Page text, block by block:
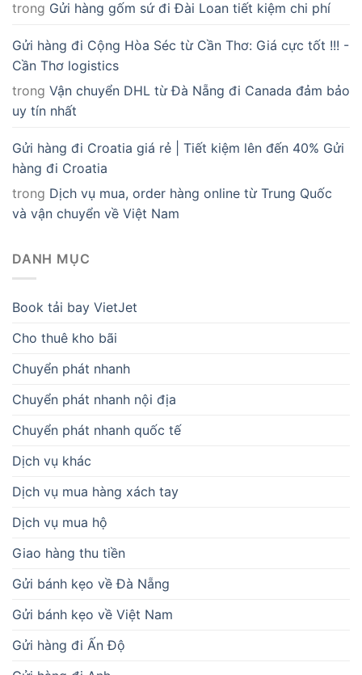
hàng đi Croatia
trongDịch vụ mua, order hàng online từ Trung Quốc
và vận chuyển về Việt Nam
DANH MỤC
Book tải bay VietJet
Cho thuê kho bãi
Chuyển phát nhanh
Chuyển phát nhanh nội địa
Chuyển phát nhanh quốc tế
Dịch vụ khác
Dịch vụ mua hàng xách tay
Dịch vụ mua hộ
Giao hàng thu tiền
Gửi bánh kẹo về Đà Nẵng
Gửi bánh kẹo về Việt Nam
Gửi hàng đi Ấn Độ
Gửi hàng đi Anh
Gửi hàng đi Áo
Gửi hàng đi Ba Lan
Gửi hàng đi Bỉ
Gửi hàng đi Bồ Đào Nha